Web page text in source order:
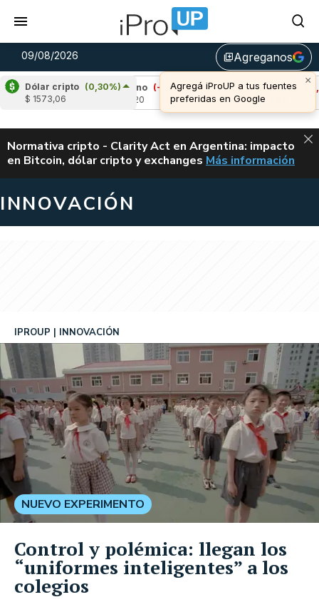
09/08/2026 library_addAgreganos
×
Agregá iProUP a tus fuentes
preferidas en Google
Dólar cripto (0,30%)
$ 1573,06
Cardano
(-2,11%)
Avalanche (-
u$s 6,47
ALERTA
Normativa cripto - Clarity Act en Argentina: impacto
en Bitcoin, dólar cripto y exchanges CLARITY ACT EN
Más información
INNOVACIÓN
IPROUP INNOVACIÓN
NUEVO EXPERIMENTO
Control y polémica: llegan los
“uniformes inteligentes” a los
colegios